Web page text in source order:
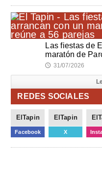
Las fiestas de
maratón de
🕔 31/07/2026
REDES SOCIALES
ElTapin
Facebook
ElTapin
X